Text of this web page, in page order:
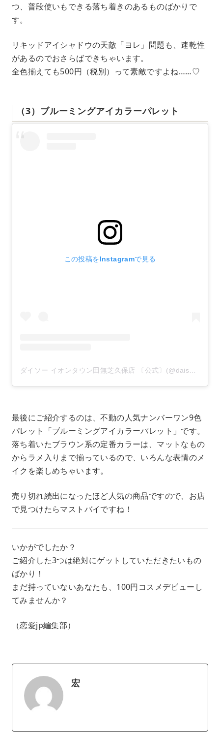
つ、普段使いもできる落ち着きのあるものばかりで
す。
リキッドアイシャドウの天敵「ヨレ」問題も、速乾性
があるのでおさらばできちゃいます。
全色揃えても500円（税別）って素敵ですよね……♡
（3）ブルーミングアイカラーパレット
この投稿をInstagramで見る
最後にご紹介するのは、不動の人気ナンバーワン9色
パレット「ブルーミングアイカラーパレット」です。
落ち着いたブラウン系の定番カラーは、マットなもの
からラメ入りまで揃っているので、いろんな表情のメ
イクを楽しめちゃいます。
売り切れ続出になったほど人気の商品ですので、お店
で見つけたらマストバイですね！
いかがでしたか？
ご紹介した3つは絶対にゲットしていただきたいもの
ばかり！
まだ持っていないあなたも、100円コスメデビューし
てみませんか？
（恋愛jp編集部）
宏